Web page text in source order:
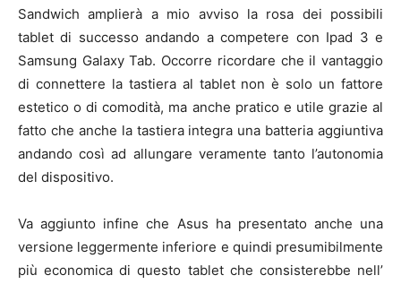
Sandwich amplierà a mio avviso la rosa dei possibili
tablet di successo andando a competere con Ipad 3 e
Samsung Galaxy Tab. Occorre ricordare che il vantaggio
di connettere la tastiera al tablet non è solo un fattore
estetico o di comodità, ma anche pratico e utile grazie al
fatto che anche la tastiera integra una batteria aggiuntiva
andando così ad allungare veramente tanto l’autonomia
del dispositivo.
Va aggiunto infine che Asus ha presentato anche una
versione leggermente inferiore e quindi presumibilmente
più economica di questo tablet che consisterebbe nell’